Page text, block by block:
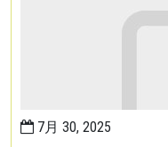
7月 30, 2025